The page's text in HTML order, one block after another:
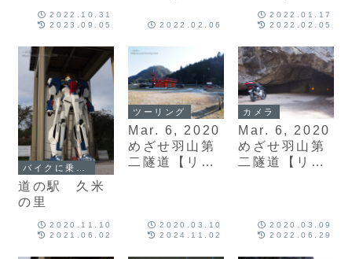
2022.10.31
2023.09.05
2022.02.06
2022.01.17
2022.02.05
道の駅 久米
の里
2020.11.10
2021.06.02
ツーリング
Mar. 6, 2020
めざせ羽山第
二隧道【リト
2020.03.10
2024.11.02
カメラ
Mar. 6, 2020
めざせ羽山第
二隧道【リト
2020.03.09
2022.06.29